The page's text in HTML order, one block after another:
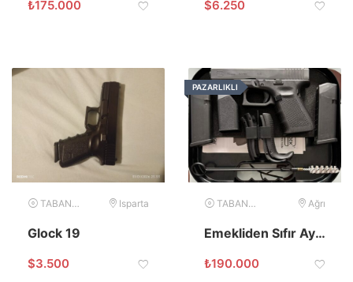
₺175.000 $6.250
TABANCA Isparta
Glock 19
$3.500
PAZARLIKLI
TABANCA Ağrı
Emekliden Sıfır Ayarında Glock 19 Gen 4
₺190.000